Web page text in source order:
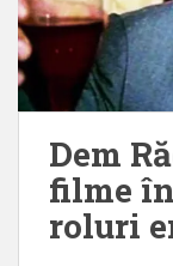
Dem
filme
roluri